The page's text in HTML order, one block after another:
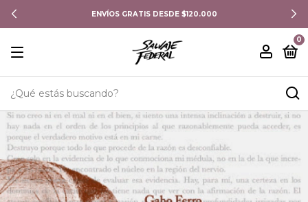
ENVÍOS GRATIS DESDE $120.000
0